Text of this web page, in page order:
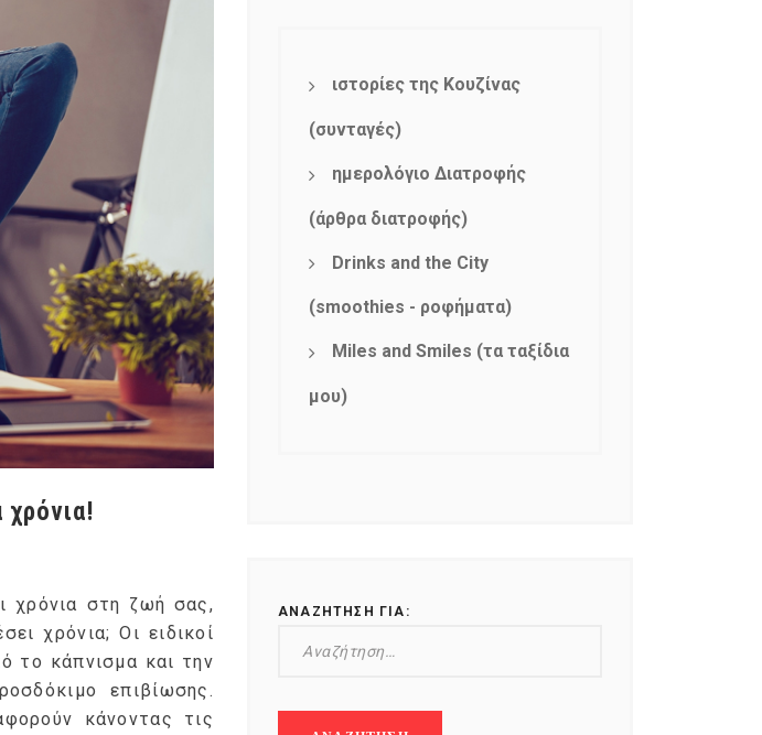
χρόνια στη ζωή σας,
χρόνια; Οι ειδικοί
το κάπνισμα και την
επιβίωσης.
κάνοντας τις
ιστορίες της Κουζίνας
(συνταγές)
ημερολόγιο Διατροφής
(άρθρα διατροφής)
Drinks and the City
(smoothies - ροφήματα)
Miles and Smiles (τα ταξίδια
μου)
ΑΝΑΖΉΤΗΣΗ ΓΙΑ: